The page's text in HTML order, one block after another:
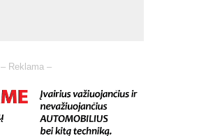
– Reklama –